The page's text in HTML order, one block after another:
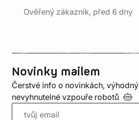
Ověřený zákazník, před 6 dny
Novinky mailem
Čerstvé info o novinkách,
nevyhnutelné vzpouře robotů